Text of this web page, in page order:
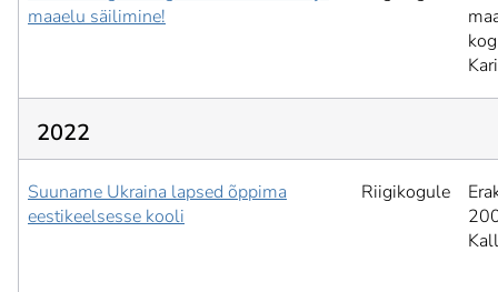
maaelu säilimine!
2022
Suuname Ukraina lapsed õppima
eestikeelsesse kooli
Riigikogule